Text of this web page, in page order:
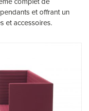
et offrant un
et accessoires.